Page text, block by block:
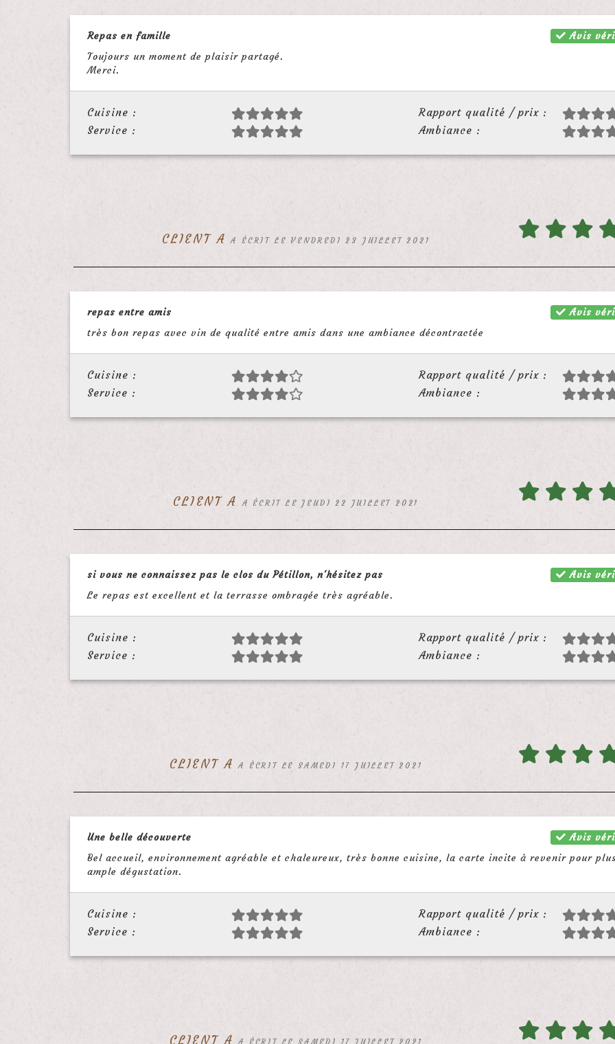
Avis
Repas en famille
Toujours un moment de plaisir partagé.
Merci.
Cuisine :
Rapport qualité / prix :
Service :
Ambiance :
CLIENT A A ÉCRIT LE VENDREDI 23 JUILLET 2021
Avis
repas entre amis
très bon repas avec vin de qualité entre amis dans une ambiance décontractée
Cuisine :
Rapport qualité / prix :
Service :
Ambiance :
CLIENT A A ÉCRIT LE JEUDI 22 JUILLET 2021
Avis
si vous ne connaissez pas le clos du Pétillon, n'hésitez pas
Le repas est excellent et la terrasse ombragée très agréable.
Cuisine :
Rapport qualité / prix :
Service :
Ambiance :
CLIENT A A ÉCRIT LE SAMEDI 17 JUILLET 2021
Avis
Une belle découverte
Bel accueil, environnement agréable et chaleureux, très bonne cuisine, la carte incite à revenir pour
ample dégustation.
Cuisine :
Rapport qualité / prix :
Service :
Ambiance :
CLIENT A A ÉCRIT LE SAMEDI 17 JUILLET 2021